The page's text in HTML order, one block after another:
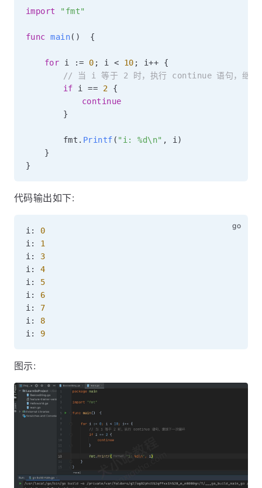
import "fmt"
func main( ) {
for i := 0 ; i < 10 ; i++
{
// 当 i 等于 2 时，执行 continue 语句，继续
if i == 2
{
continue
}
		fmt
. Printf ( "i: %d\n" , i)
}
}
代码输出如下:
i:
0
i:
1
i:
3
i:
4
i:
5
i:
6
i:
7
i:
8
i: 9
图示: